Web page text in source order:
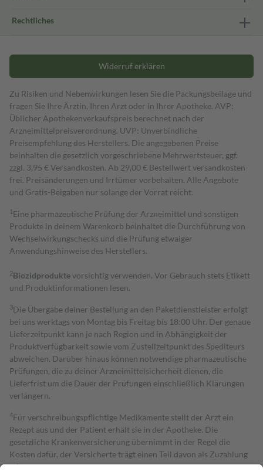
Rechtliches
Widerruf erklären
Zu Risiken und Nebenwirkungen lesen Sie die Packungsbeilage und
fragen Sie Ihre Ärztin, Ihren Arzt oder in Ihrer Apotheke. AVP:
Üblicher Apothekenverkaufspreis berechnet nach der
Arzneimittelpreisverordnung. UVP: Unverbindliche
Preisempfehlung des Herstellers. Die angegebenen Preise
beinhalten die gesetzlich vorgeschriebene Mehrwertsteuer, ggf.
zzgl. 3,95 € Versandkosten. Ab 29,00 € Bestell­wert versand­kosten­
frei. Preisänderungen und Irrtümer vorbehalten. Alle Angebote
und Gratis-Beigaben nur solange der Vorrat reicht.
1 Eine pharmazeutische Prüfung der Arzneimittel und sonstigen
Produkte in deinem Warenkorb beinhaltet die Durchführung von
Wechselwirkungschecks und die Prüfung etwaiger
Anwendungshinweise des Herstellers.
2Biozidproduktevorsichtig verwenden. Vor Gebrauch stets Etikett
und Produktinformationen lesen.
3Die Übergabe deiner Bestellung an den Paketdienstleister erfolgt
bei uns werktags von Montag bis Freitag bis 18:00 Uhr. Der genaue
Lieferzeitpunkt kann je nach Region und in Abhängigkeit der
Produktverfügbarkeit sowie vom Zustellzeitpunkt des Spediteurs
abweichen. Darüber hinaus können notwendige pharmazeutische
Prüfungen, die zu deiner Arzneimittelsicherheit dienen, die
Lieferfrist um die Dauer der Prüfungen einschließlich Klärungen
verlängern.
4Für verschreibungspflichtige Medikamente stellt der Arzt ein
Rezept aus und der Patient erhält sie in der Apotheke. Die
gesetzliche Krankenversicherung übernimmt in der Regel die
Kosten dafür, der Versicherte trägt einen Teil davon als Zuzahlung
mit.